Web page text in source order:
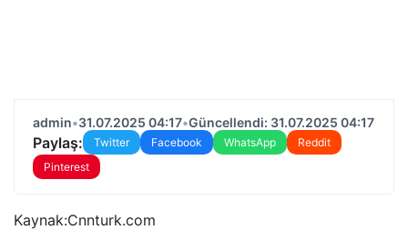
admin•31.07.2025 04:17•Güncellendi: 31.07.2025 04:17
Paylaş: Twitter Facebook WhatsApp
Reddit
Pinterest
Kaynak:Cnnturk.com